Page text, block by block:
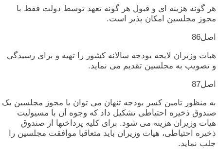
هر گونه‏ هزینه‏ ای‏ و قبول‏ هر گونه‏ تعهد توسط دولت‏ فقط با
مجوز مجلسین‏ امکان‏ پذیر است‏.
اصل‏86
هیات‏ وزیران‏ لایحه‏ بودجه‏ سالانه‏ کشور را تهیه‏ و برای‏ رسیدگی‏
و تصویب‏ به‏ مجلسین‏ تقدیم‏ می‏ نماید.
اصل‏87
به‏ منظور تامین‏ کسر بودجه‏ ثنهان‏ می‏ توان‏ با مجوز مجلسین‏ یک‏
صندوق‏ ذخیره‏ احتیاطی‏ تشکیل‏ داد که‏ وجوه‏ آن‏ با مسیولیت‏
هیات‏ وزیران‏ هزینه‏ می‏ شود. برای‏ کلیه‏ پرداختها از صندوق‏
ذخیره‏ احتیاطی‏، هیات‏ وزیران‏ باید متعاقبا موافقت‏ مجلسین‏ را
جلب‏ نماید.